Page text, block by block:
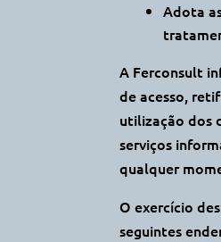
Adota
A Ferconsult
de acesso,
utilização dos
serviços
qualquer
O exercício
seguintes